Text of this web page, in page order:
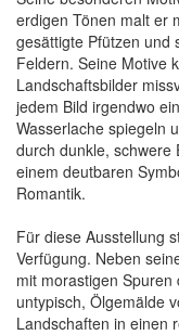
erdigen Tönen malt er
gesättigte Pfützen und
Feldern. Seine Motive
Landschaftsbilder
jedem Bild irgendwo
Wasserlache spiegeln
durch dunkle, schwere
einem deutbaren
Romantik.
Für diese Ausstellung
Verfügung. Neben
mit morastigen
untypisch, Ölgemälde
Landschaften in einen